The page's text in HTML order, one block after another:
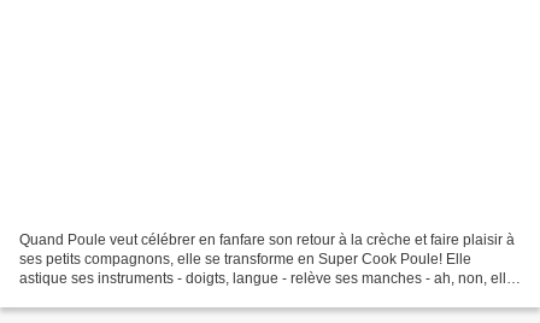
Quand Poule veut célébrer en fanfare son retour à la crèche et faire plaisir à
ses petits compagnons, elle se transforme en Super Cook Poule! Elle
astique ses instruments - doigts, langue - relève ses manches - ah, non, elle